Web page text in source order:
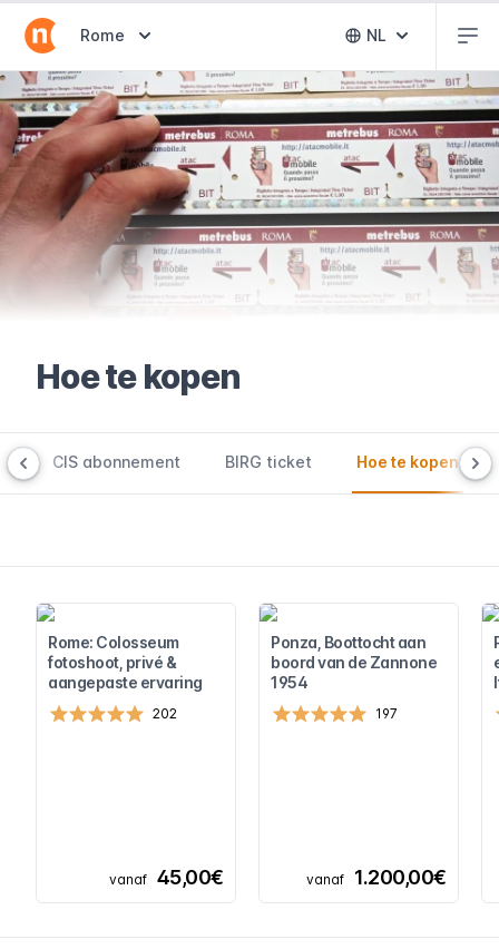
Abrir selector de destinos
Rome Abrir selector
NL
Hoe te kopen
CIS abonnement BIRG ticket Hoe te kopen
Rome: Colosseum
fotoshoot, privé &
aangepaste ervaring
202
vanaf 45,00€
Ponza, Boottocht aan
boord van de Zannone
1954
197
vanaf 1.200,00€